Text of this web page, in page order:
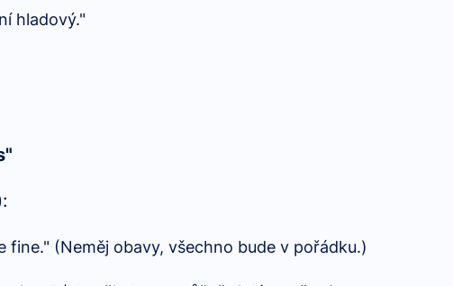
hladový."
(Neměj obavy, všechno bude v pořádku.)